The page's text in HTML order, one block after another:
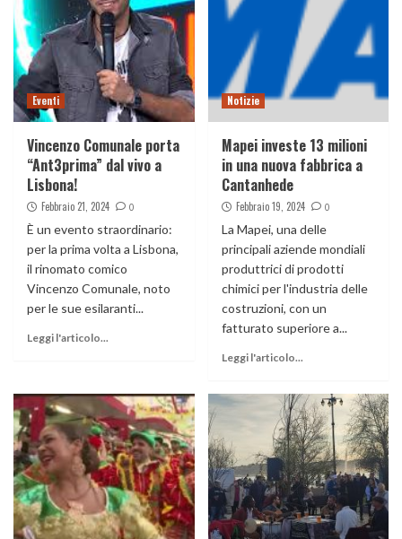
Eventi
Vincenzo Comunale porta
“Ant3prima” dal vivo a
Lisbona!
Febbraio 21, 2024 0
È un evento straordinario:
per la prima volta a Lisbona,
il rinomato comico
Vincenzo Comunale, noto
per le sue esilaranti...
Leggi l'articolo...
Notizie
Mapei investe 13 milioni
in una nuova fabbrica a
Cantanhede
Febbraio 19, 2024 0
La Mapei, una delle
principali aziende mondiali
produttrici di prodotti
chimici per l'industria delle
costruzioni, con un
fatturato superiore a...
Leggi l'articolo...